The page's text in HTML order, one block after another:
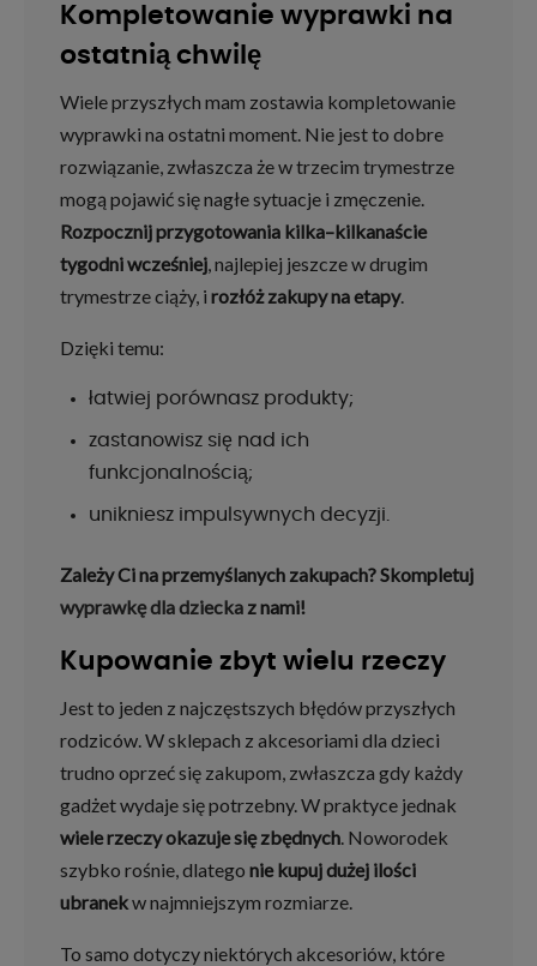
Kompletowanie wyprawki na
ostatnią chwilę
Wiele przyszłych mam zostawia kompletowanie
wyprawki na ostatni moment. Nie jest to dobre
rozwiązanie, zwłaszcza że w trzecim trymestrze
mogą pojawić się nagłe sytuacje i zmęczenie.
Rozpocznij przygotowania kilka–kilkanaście
tygodni wcześniej , najlepiej jeszcze w drugim
trymestrze ciąży, i rozłóż zakupy na etapy.
Dzięki temu:
łatwiej porównasz produkty;
zastanowisz się nad ich
funkcjonalnością;
unikniesz impulsywnych decyzji.
Zależy Ci na przemyślanych zakupach? Skompletuj
wyprawkę dla dziecka z nami!
Kupowanie zbyt wielu rzeczy
Jest to jeden z najczęstszych błędów przyszłych
rodziców. W sklepach z akcesoriami dla dzieci
trudno oprzeć się zakupom, zwłaszcza gdy każdy
gadżet wydaje się potrzebny. W praktyce jednak
wiele rzeczy okazuje się zbędnych . Noworodek
szybko rośnie, dlatego nie kupuj dużej ilości
ubranekw najmniejszym rozmiarze.
To samo dotyczy niektórych akcesoriów, które